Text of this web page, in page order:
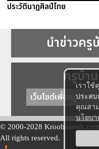
เราใช้
ประส
คุณสาม
นโยบา
ประวัตินาฏศิลป์ไทย
นำข่าวครู
ครูบ้า
เว็บไซต์เพื่อครู ข่าว
© 2000-2028
All rights reserved.